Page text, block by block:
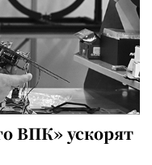
ВПК» ускорят